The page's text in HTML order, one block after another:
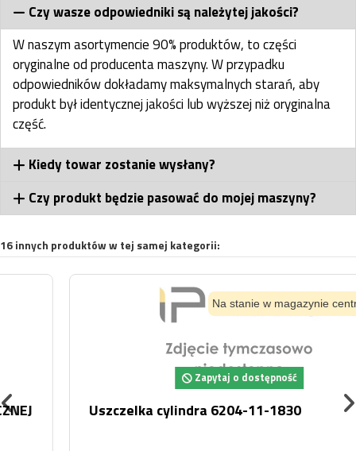
Czy wasze odpowiedniki są należytej jakości?
W naszym asortymencie 90% produktów, to części
oryginalne od producenta maszyny. W przypadku
odpowiedników dokładamy maksymalnych starań, aby
produkt był identycznej jakości lub wyższej niż oryginalna
część.
Kiedy towar zostanie wysłany?
Czy produkt będzie pasować do mojej maszyny?
16 innych produktów w tej samej kategorii:
Na stanie w magazynie centralnym
Zapytaj o dostępność
Uszczelka cylindra 6204-11-1830